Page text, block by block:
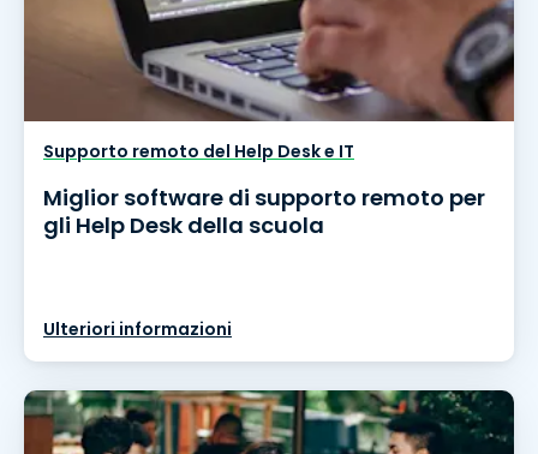
Supporto remoto del Help Desk e IT
Miglior software di supporto remoto per
gli Help Desk della scuola
Ulteriori informazioni